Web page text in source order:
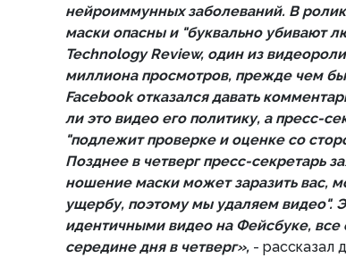
нейроиммунных заболеваний. В
маски опасны и "буквально убивают
Technology Review, один из
миллиона просмотров, прежде чем
Facebook отказался давать
ли это видео его политику, а пресс-
"подлежит проверке и оценке со
Позднее в четверг пресс-секретарь
ношение маски может заразить вас,
ущербу, поэтому мы удаляем видео".
идентичными видео на Фейсбуке, все
середине дня в четверг», - рассказал